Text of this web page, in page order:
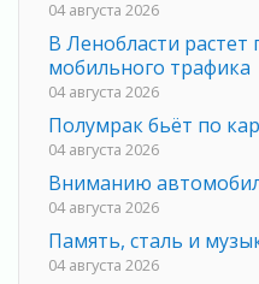
04 августа 2026
В Ленобласти растет
мобильного трафика
04 августа 2026
Полумрак бьёт по
04 августа 2026
Вниманию
04 августа 2026
Память, сталь и
04 августа 2026